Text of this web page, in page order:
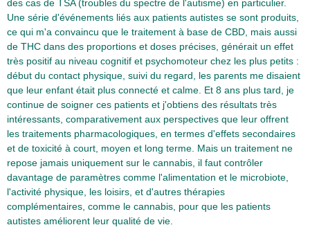
des cas de TSA (troubles du spectre de l'autisme) en particulier.
Une série d'événements liés aux patients autistes se sont produits,
ce qui m'a convaincu que le traitement à base de CBD, mais aussi
de THC dans des proportions et doses précises, générait un effet
très positif au niveau cognitif et psychomoteur chez les plus petits :
début du contact physique, suivi du regard, les parents me disaient
que leur enfant était plus connecté et calme. Et 8 ans plus tard, je
continue de soigner ces patients et j'obtiens des résultats très
intéressants, comparativement aux perspectives que leur offrent
les traitements pharmacologiques, en termes d'effets secondaires
et de toxicité à court, moyen et long terme. Mais un traitement ne
repose jamais uniquement sur le cannabis, il faut contrôler
davantage de paramètres comme l'alimentation et le microbiote,
l'activité physique, les loisirs, et d'autres thérapies
complémentaires, comme le cannabis, pour que les patients
autistes améliorent leur qualité de vie.